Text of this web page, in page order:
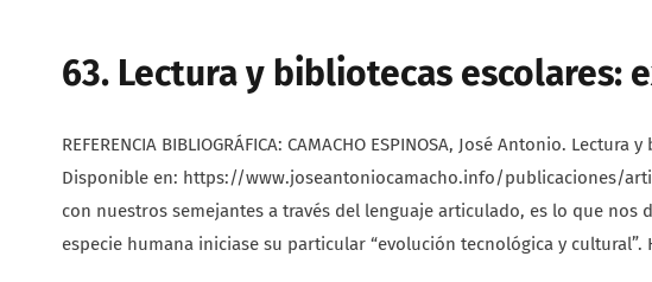
63. Lectura y bibliotecas escolares:
REFERENCIA BIBLIOGRÁFICA: CAMACHO ESPINOSA, José Antonio.
Disponible en: https://www.joseantoniocamacho.info/publicaciones/
con nuestros semejantes a través del lenguaje articulado, es lo que
especie humana iniciase su particular “evolución tecnológica y cultural”.